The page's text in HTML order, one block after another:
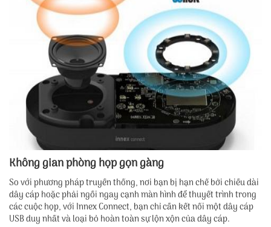
Không gian phòng họp gọn gàng
So với phương pháp truyền thống, nơi bạn bị hạn chế bởi chiều dài
dây cáp hoặc phải ngồi ngay cạnh màn hình để thuyết trình trong
các cuộc họp, với Innex Connect, bạn chỉ cần kết nối một dây cáp
USB duy nhất và loại bỏ hoàn toàn sự lộn xộn của dây cáp.